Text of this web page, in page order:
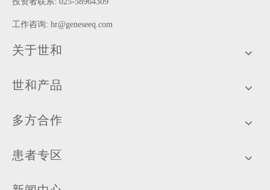
工作咨询: hr@geneseeq.com
关于世和
世和产品
多方合作
患者专区